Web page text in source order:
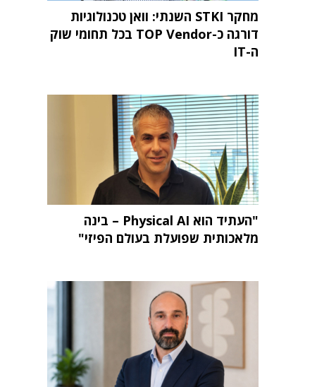
מחקר STKI השנתי: וואן טכנולוגיות
דורגה כ-TOP Vendor בכל תחומי שוק
ה-IT
"העתיד הוא Physical AI – בינה
מלאכותית שפועלת בעולם הפיזי"